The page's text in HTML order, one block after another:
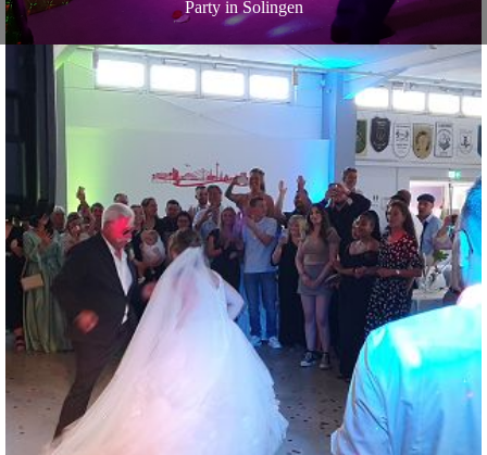
Party in Solingen